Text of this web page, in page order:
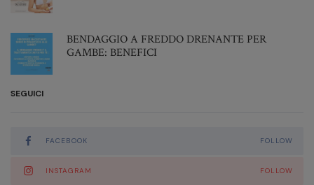
Gennaio 2022
Novembre 2021
Ottobre 2021
Settembre 2021
Agosto 2021
Giugno 2021
Aprile 2021
BENDAGGIO A FREDDO DRENANTE PER
GAMBE: BENEFICI
SEGUICI
FACEBOOK FOLLOW
INSTAGRAM FOLLOW